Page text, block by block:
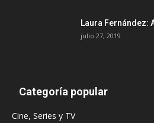
Laura Fernández:
julio 27, 2019
Categoría popular
Cine, Series y TV